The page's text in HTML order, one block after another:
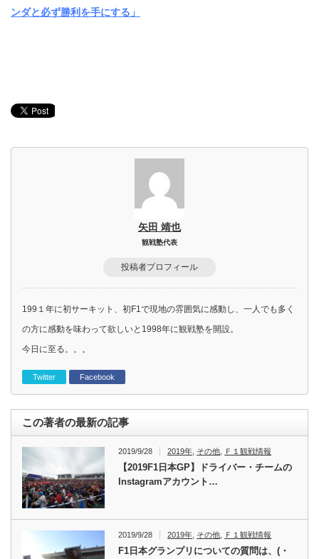
ンダと必ず勝利を手にする」
矢田 靖也
観戦塾代表
投稿者プロフィール
199１年に初サーキット、初F1で現地の雰囲気に感動し、一人でも多く
の方に感動を味わって欲しいと1998年に観戦塾を開設。
今日に至る。。。
Twitter Facebook
この著者の最新の記事
2019/9/28 2019年 その他 Ｆ１観戦情報
【2019F1日本GP】ドライバー・チームの
Instagramアカウント…
2019/9/28 2019年, その他, Ｆ１観戦情報
F1日本グランプリについての質問は、(・